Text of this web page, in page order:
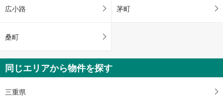
広小路 茅町
桑町
同じエリアから物件を探す
三重県